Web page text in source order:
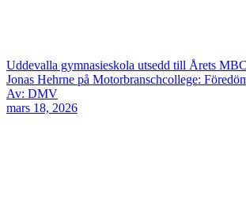
Uddevalla gymnasieskola utsedd till Årets
Jonas Hehrne på Motorbranschcollege:
Av: DMV
mars 18, 2026